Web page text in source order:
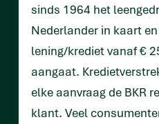
sinds 1964 het
Nederlander in kaart
lening/krediet vanaf €
aangaat.
elke aanvraag de BKR
klant. Veel